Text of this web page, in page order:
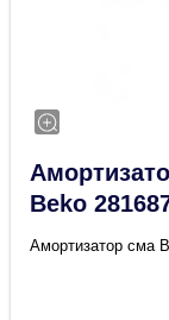
Beko
Амортизатор сма